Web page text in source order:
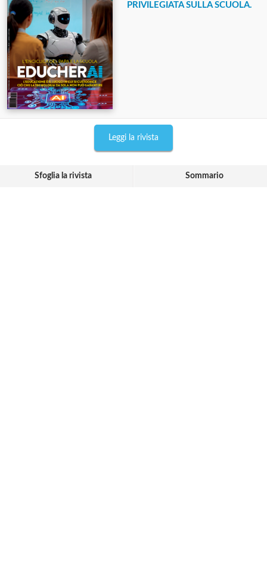
PRIVILEGIATA SULLA SCUOLA.
Leggi la rivista
Sfoglia la rivista Sommario